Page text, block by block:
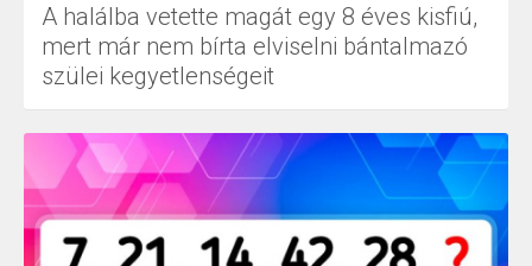
A halálba vetette magát egy 8 éves kisfiú,
mert már nem bírta elviselni bántalmazó
szülei kegyetlenségeit